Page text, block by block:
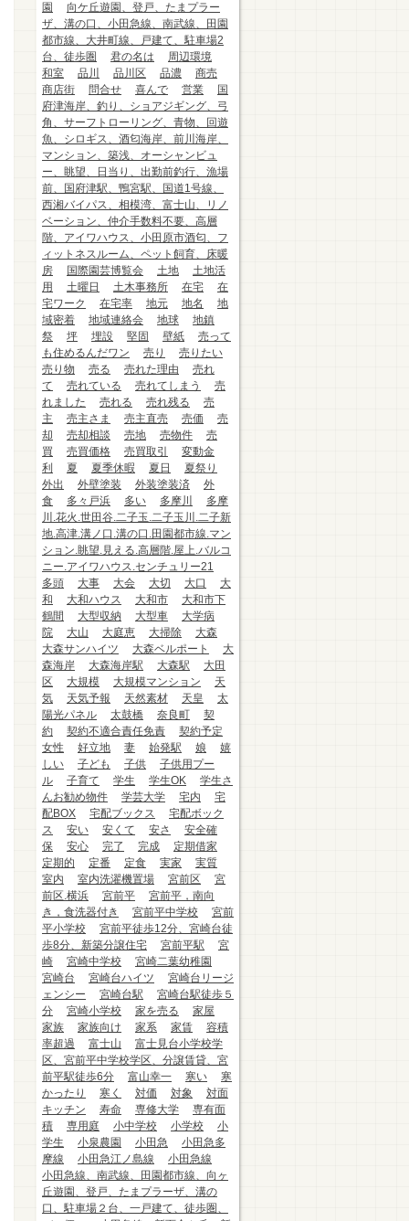
園
向ケ丘遊園、登戸、たまプラー
ザ、溝の口、小田急線、南武線、田園
都市線、大井町線、戸建て、駐車場2
台、徒歩圏
君の名は
周辺環境
和室
品川 品川区 品濃
商売
商店街
問合せ 喜んで 営業
国
府津海岸、釣り、ショアジギング、弓
角、サーフトローリング、青物、回遊
魚、シロギス、酒匂海岸、前川海岸、
マンション、築浅、オーシャンビュ
ー、眺望、日当り、出勤前釣行、漁場
前、国府津駅、鴨宮駅、国道1号線、
西湘バイパス、相模湾、富士山、リノ
ベーション、仲介手数料不要、高層
階、アイワハウス、小田原市酒匂、フ
ィットネスルーム、ペット飼育、床暖
房
国際園芸博覧会 土地
土地活
用
土曜日 土木事務所 在宅
在
宅ワーク
在宅率 地元 地名
地
域密着
地域連絡会 地球
地鎮
祭
坪 埋設 堅固 壁紙
売って
も住めるんだワン
売り
売りたい
売り物
売る 売れた理由
売れ
て
売れている 売れてしまう
売
れました
売れる 売れ残る
売
主
売主さま 売主直売 売価
売
却
売却相談 売地 売物件
売
買
売買価格 売買取引
変動金
利
夏 夏季休暇 夏日
夏祭り
外出
外壁塗装 外装塗装済
外
食
多々戸浜 多い 多摩川
多摩
川.花火.世田谷.二子玉.二子玉川.二子新
地.高津.溝ノ口.溝の口.田園都市線.マン
ション.眺望.見える.高層階.屋上.バルコ
ニー.アイワハウス.センチュリー21
多頭
大事 大会 大切 大口
大
和
大和ハウス 大和市
大和市下
鶴間
大型収納 大型車
大学病
院
大山 大庭恵 大掃除
大森
大森サンハイツ
大森ベルポート
大
森海岸
大森海岸駅 大森駅
大田
区
大規模 大規模マンション
天
気
天気予報 天然素材 天皇
太
陽光パネル
太鼓橋 奈良町
契
約
契約不適合責任免責
契約予定
女性
好立地 妻 始発駅 娘
嬉
しい
子ども 子供
子供用プー
ル
子育て 学生 学生OK
学生さ
んお勧め物件
学芸大学 宅内
宅
配BOX
宅配ブックス
宅配ボック
ス
安い 安くて 安さ
安全確
保
安心 完了 完成
定期借家
定期的
定番 定食 実家
実質
室内
室内洗濯機置場 宮前区
宮
前区.横浜
宮前平
宮前平，南向
き，食洗器付き
宮前平中学校
宮前
平小学校
宮前平徒歩12分、宮崎台徒
歩8分、新築分譲住宅
宮前平駅
宮
崎
宮崎中学校
宮崎二葉幼稚園
宮崎台
宮崎台ハイツ
宮崎台リージ
ェンシー
宮崎台駅
宮崎台駅徒歩５
分
宮崎小学校 家を売る
家屋
家族
家族向け 家系 家賃
容積
率超過
富士山
富士見台小学校学
区、宮前平中学校学区、分譲賃貸、宮
前平駅徒歩6分
富山幸一 寒い
寒
かったり
寒く 対価 対象
対面
キッチン
寿命 専修大学
専有面
積
専用庭 小中学校 小学校
小
学生
小泉農園 小田急
小田急多
摩線
小田急江ノ島線
小田急線
小田急線、南武線、田園都市線、向ヶ
丘遊園、登戸、たまプラーザ、溝の
口、駐車場２台、一戸建て、徒歩圏、